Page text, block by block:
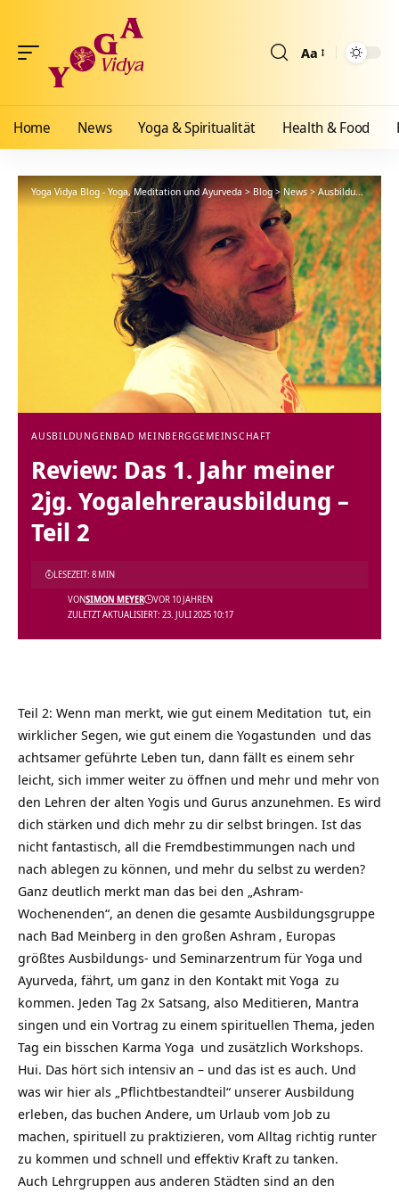
Aa
Home News Yoga & Spiritualität Health & Food
Yoga Vidya Blog - Yoga, Meditation und Ayurveda>Blog> News>Ausbildungen >
AUSBILDUNGEN BAD MEINBERGGEMEINSCHAFT
Review: Das 1. Jahr meiner
2jg. Yogalehrerausbildung –
Teil 2
ZULETZT AKTUALISIERT: 23. JULI 2025 10:17
VONSIMON MEYER VOR 10 JAHREN
LESEZEIT: 8 MIN
Teil 2: Wenn man merkt, wie gut einem Meditation tut, ein
wirklicher Segen, wie gut einem die Yogastunden und das
achtsamer geführte Leben tun, dann fällt es einem sehr
leicht, sich immer weiter zu öffnen und mehr und mehr von
den Lehren der alten Yogis und Gurus anzunehmen. Es wird
dich stärken und dich mehr zu dir selbst bringen. Ist das
nicht fantastisch, all die Fremdbestimmungen nach und
nach ablegen zu können, und mehr du selbst zu werden?
Ganz deutlich merkt man das bei den „Ashram-
Wochenenden“, an denen die gesamte Ausbildungsgruppe
nach Bad Meinberg in den großen Ashram , Europas
größtes Ausbildungs- und Seminarzentrum für Yoga und
Ayurveda, fährt, um ganz in den Kontakt mit Yoga zu
kommen. Jeden Tag 2x Satsang, also Meditieren, Mantra
singen und ein Vortrag zu einem spirituellen Thema, jeden
Tag ein bisschen Karma Yoga und zusätzlich Workshops.
Hui. Das hört sich intensiv an – und das ist es auch. Und
was wir hier als „Pflichtbestandteil“ unserer Ausbildung
erleben, das buchen Andere, um Urlaub vom Job zu
machen, spirituell zu praktizieren, vom Alltag richtig runter
zu kommen und schnell und effektiv Kraft zu tanken.
Auch Lehrgruppen aus anderen Städten sind an den